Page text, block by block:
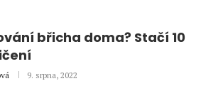
břicha doma? Stačí 10
9. srpna, 2022